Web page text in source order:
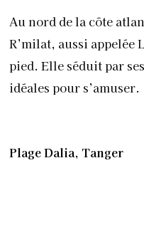
Au nord de la côte
R’milat, aussi appelée
pied. Elle séduit par
idéales pour s’amuser.
Plage Dalia, Tanger